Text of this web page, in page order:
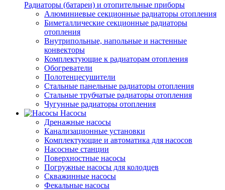
Радиаторы (батареи) и отопительные приборы
Алюминиевые секционные радиаторы отопления
Биметаллические секционные радиаторы
отопления
Внутрипольные, напольные и настенные
конвекторы
Комплектующие к радиаторам отопления
Обогреватели
Полотенцесушители
Стальные панельные радиаторы отопления
Стальные трубчатые радиаторы отопления
Чугунные радиаторы отопления
Насосы
Дренажные насосы
Канализационные установки
Комплектующие и автоматика для насосов
Насосные станции
Поверхностные насосы
Погружные насосы для колодцев
Скважинные насосы
Фекальные насосы